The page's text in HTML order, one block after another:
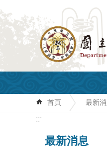
跳到主要內容區塊
首頁 最新
:::
最新消息